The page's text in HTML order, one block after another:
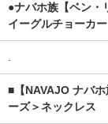
●ナバホ族【ベン・
イーグルチョーカー
■【NAVAJO ナバ
ーズ＞ネックレス